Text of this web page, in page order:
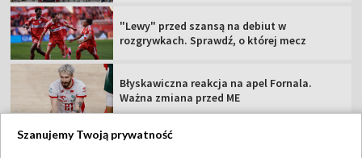
"Lewy" przed szansą na debiut w
rozgrywkach. Sprawdź, o której mecz
Błyskawiczna reakcja na apel Fornala.
Ważna zmiana przed ME
Szanujemy Twoją prywatność